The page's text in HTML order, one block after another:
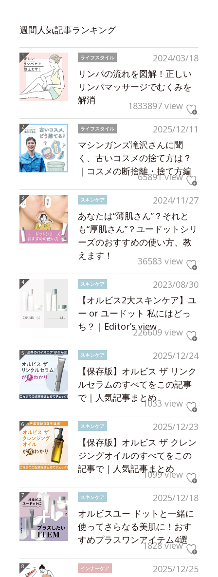
週間人気記事ランキング
2024/03/18
ライフスタイル
リンパの流れを図解！正しい
リンパマッサージでむくみを
解消
1833897 view
2025/12/11
ライフスタイル
マシンガンズ滝沢さんに聞
く、古いコスメの捨て方は？
｜コスメの断捨離・捨て方編
65891 view
2024/11/27
スキンケア
あなたは“薄肌さん”？それと
も“厚肌さん”？ユードットシリ
ーズのおすすめの使い方、教
えます！
36583 view
2023/08/30
スキンケア
【オルビス2大スキンケア】ユ
ー or ユードット 私にはどっ
ち？｜Editor’s view226609 view
2025/12/24
スキンケア
【保存版】オルビス ザ リンク
ルセラムのすべてをこの記事
で｜人気記事まとめ1033 view
2025/12/23
スキンケア
【保存版】オルビス ザ クレン
ジングオイルのすべてをこの
記事で｜人気記事まとめ
1099 view
2025/12/18
スキンケア
オルビスユー ドットと一緒に
使ってさらなる美肌に！おす
すめプラスワンアイテム4選
1828 view
2025/12/25
インナーケア